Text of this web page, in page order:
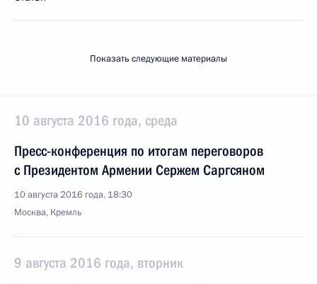
Показать следующие материалы
10 августа 2016 года, среда
Пресс-конференция по итогам переговоров
с Президентом Армении Сержем Саргсяном
10 августа 2016 года, 18:30
Москва, Кремль
9 августа 2016 года, вторник